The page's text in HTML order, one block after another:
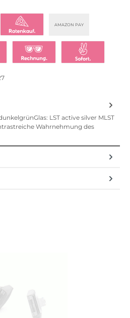
AMAZON PAY
mit KlarnaKlarna Ratenkauf
LST active silver MLST
Wahrnehmung des